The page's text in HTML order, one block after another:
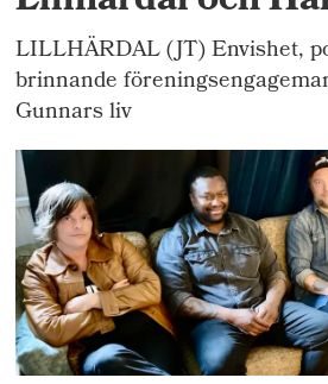
LILLHÄRDAL (JT) Envishet,
brinnande
Gunnars liv